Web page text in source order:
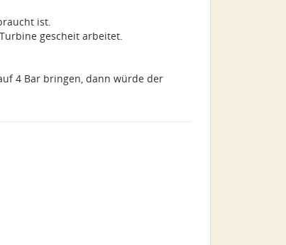
ist.
gescheit arbeitet.
4 Bar bringen, dann würde der